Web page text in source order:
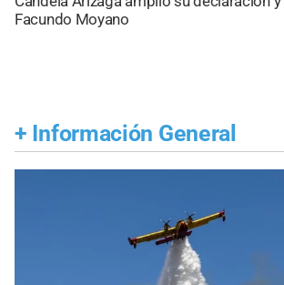
Facundo Moyano
+ Información General